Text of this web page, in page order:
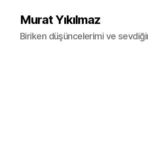
Murat Yıkılmaz
Biriken düşüncelerimi ve